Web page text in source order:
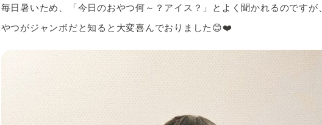
毎日暑いため、「今日のおやつ何～？アイス？」とよく聞かれるのですが
やつがジャンボだと知ると大変喜んでおりました😊❤️